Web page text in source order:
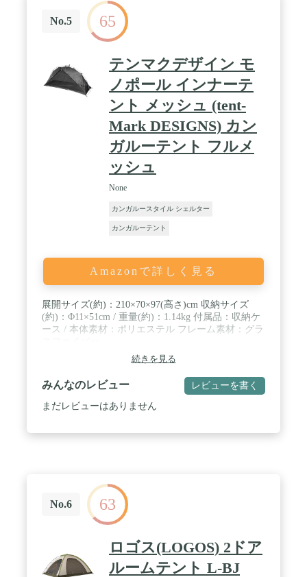
バイクツーリングなどでも積みやすいコンパクトサ
イズとなっています。 / 【耐水性】 PU防水仕様、
耐水圧：フライ・フロアともに約1,500mm。 / 【ア
フターサービス】各種パーツのご用意がございます
ので安心してお使い頂けます。 詳しくはコールマ
ンHPのパーツリストをご確認ください。
No.5 65
テンマクデザイン モ
ノポール インナーテ
ント メッシュ (tent-
Mark DESIGNS) カン
ガルーテント フルメ
ッシュ
None
カンガルースタイル シェルター
カンガルーテント
Amazonで詳しく見る
展開サイズ(約)：210×70×97(高さ)cm 収納サイズ
(約)：Φ11×51cm / 重量(約)：1.14kg 付属品：収納ケ
ース / 本体素材：ポリエステル フレーム素材：グラ
続きを見る
みんなのレビュー レビューを書く
まだレビューはありません
No.6 63
ロゴス(LOGOS) 2ドア
ルームテント L-BJ